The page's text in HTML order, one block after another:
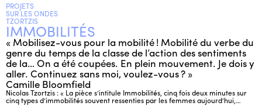
PROJETS
SUR LES ONDES
TZORTZIS
IMMOBILITÉS
« Mobilisez-vous pour la mobilité ! Mobilité du verbe du
genre du temps de la classe de l’action des sentiments
de la… On a été coupées. En plein mouvement. Je dois y
aller. Continuez sans moi, voulez-vous ? »
Camille Bloomfield
Nicolas Tzortzis : « La pièce s’intitule Immobilités, cinq fois deux minutes sur
cinq types d’immobilités souvent ressenties par les femmes aujourd’hui,…